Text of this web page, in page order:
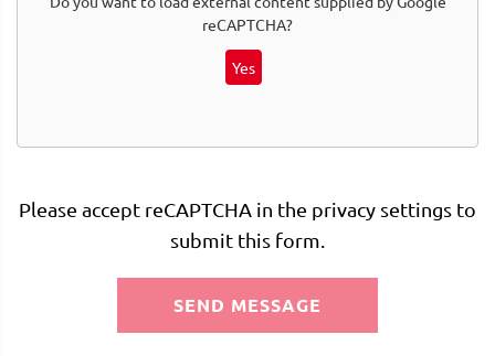
reCAPTCHA?
Yes
Please accept reCAPTCHA in the privacy settings to
submit this form.
SEND MESSAGE